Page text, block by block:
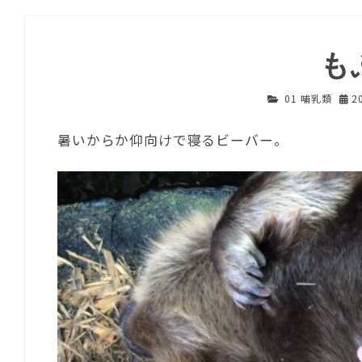
も
01 哺乳類
暑いからか仰向けで寝るビーバー。